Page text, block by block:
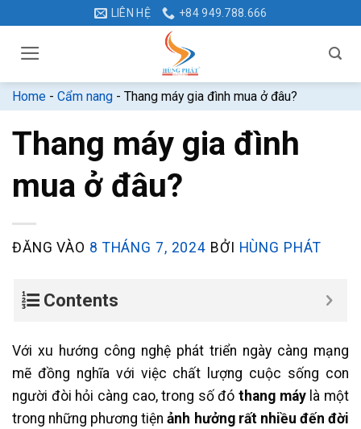
dung
LIÊN HỆ +84 949.788.666
Home - Cẩm nang - Thang máy gia đình mua ở đâu?
Thang máy gia đình
mua ở đâu?
ĐĂNG VÀO 8 THÁNG 7, 2024 BỞI HÙNG PHÁT
Contents
Với xu hướng công nghệ phát triển ngày càng mạng
mẽ đồng nghĩa với việc chất lượng cuộc sống con
người đòi hỏi càng cao, trong số đóthang máylà một
trong những phương tiệnảnh hưởng rất nhiều đến đời